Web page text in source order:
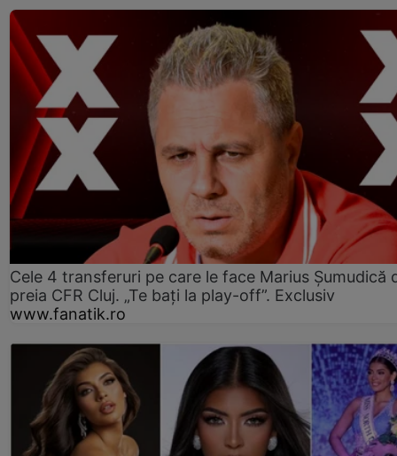
Cele 4 transferuri pe care le face Marius Șumudică
preia CFR Cluj. „Te bați la play-off”. Exclusiv
www.fanatik.ro